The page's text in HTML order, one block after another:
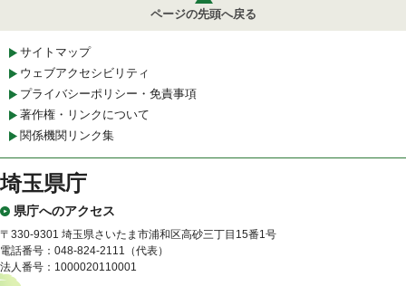
ページの先頭へ戻る
サイトマップ
ウェブアクセシビリティ
プライバシーポリシー・免責事項
著作権・リンクについて
関係機関リンク集
埼玉県庁
県庁へのアクセス
〒330-9301 埼玉県さいたま市浦和区高砂三丁目15番1号
電話番号：048-824-2111（代表）
法人番号：1000020110001